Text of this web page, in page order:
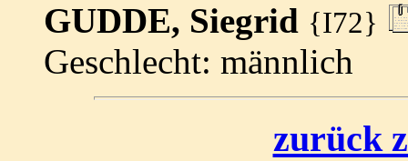
GUDDE, Siegrid {I72}
Geschlecht: männlich
zurück